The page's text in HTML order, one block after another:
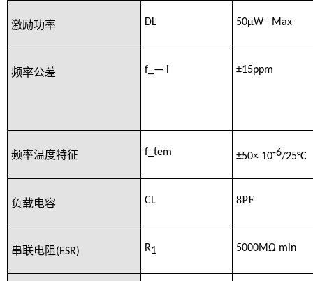
激励功率 DL 50μW Max
频率公差 f_— l ±15ppm
频率温度特征 f_tem ±50× 10-6/25°C
负载电容 CL 8PF
串联电阻(ESR) R1 5000MΩ min